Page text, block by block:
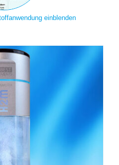
einblenden